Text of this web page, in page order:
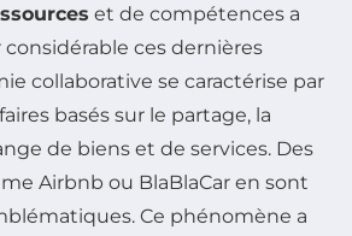
et de compétences a
ces dernières
collaborative se caractérise par
basés sur le partage, la
de biens et de services. Des
Airbnb ou BlaBlaCar en sont
Ce phénomène a